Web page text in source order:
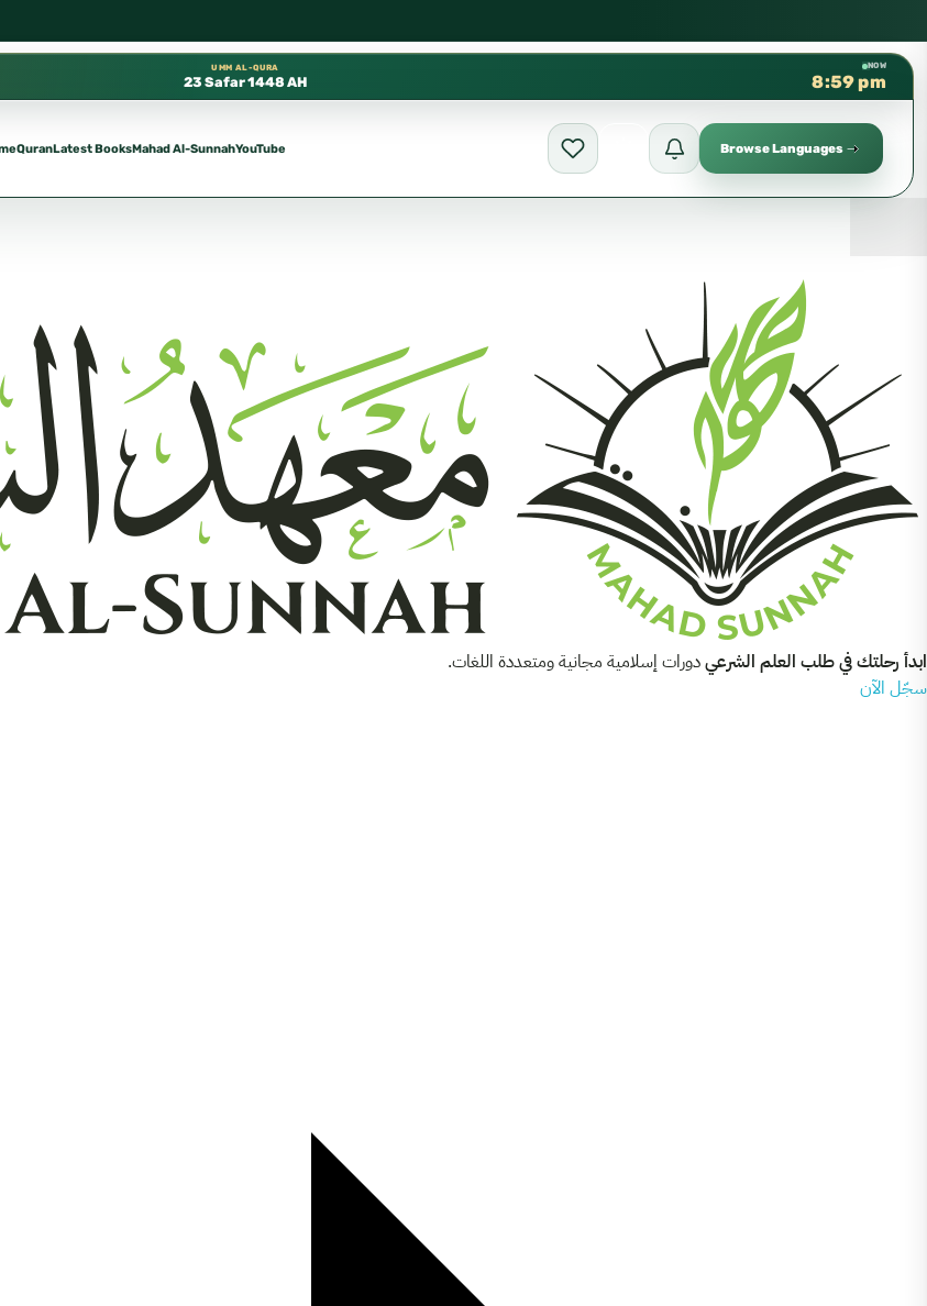
UMM AL-QURA
23 Safar 1448 AH
NOW
8:59 pm
QuranLatest BooksMahad Al-SunnahYouTube Browse Languages
ابدأ رحلتك في طلب العلم الشرعيدورات إسلامية مجانية ومتعددة اللغات.
سجّل الآن